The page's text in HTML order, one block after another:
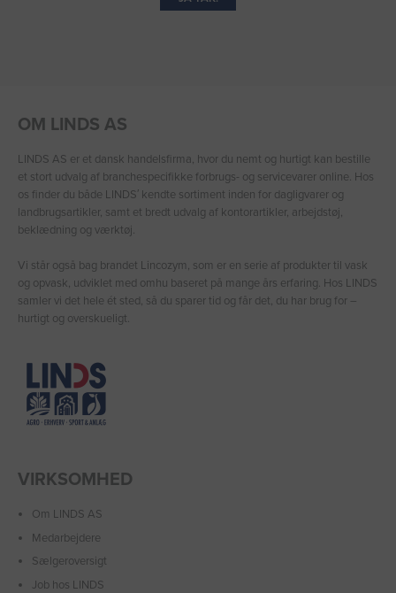
OM LINDS AS
LINDS AS er et dansk handelsfirma, hvor du nemt og hurtigt kan bestille
et stort udvalg af branchespecifikke forbrugs- og servicevarer online. Hos
os finder du både LINDS′ kendte sortiment inden for dagligvarer og
landbrugsartikler, samt et bredt udvalg af kontorartikler, arbejdstøj,
beklædning og værktøj.
Vi står også bag brandet Lincozym, som er en serie af produkter til vask
og opvask, udviklet med omhu baseret på mange års erfaring. Hos LINDS
samler vi det hele ét sted, så du sparer tid og får det, du har brug for –
hurtigt og overskueligt.
VIRKSOMHED
Om LINDS AS
Medarbejdere
Sælgeroversigt
Job hos LINDS